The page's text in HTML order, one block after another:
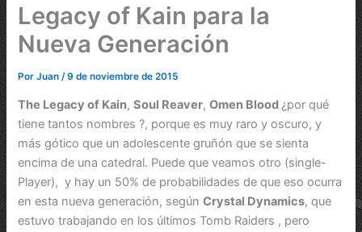
Legacy of Kain para la
Nueva Generación
PorJuan /9 de noviembre de 2015
The Legacy of Kain,Soul Reaver,Omen Blood ¿por qué
tiene tantos nombres ?, porque es muy raro y oscuro, y
más gótico que un adolescente gruñón que se sienta
encima de una catedral. Puede que veamos otro (single-
Player), y hay un 50% de probabilidades de que eso ocurra
en esta nueva generación, segúnCrystal Dynamics, que
estuvo trabajando en los últimos Tomb Raiders , pero